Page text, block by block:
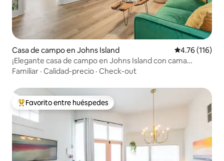
Casa de campo en Johns Island Calificación
4.76 (116)
¡Elegante casa de campo en Johns Island con cama
tamaño king y TV inteligentes!
Familiar · Calidad-precio · Check-out
Favorito entre huéspedes preferido
Favorito entre huéspedes